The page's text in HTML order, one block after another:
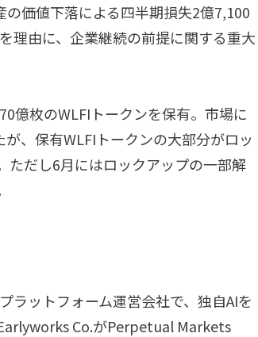
価値下落による四半期損失2億7,100
理由に、企業継続の前提に関する重大
億枚のWLFIトークンを保有。市場に
、保有WLFIトークンの大部分がロッ
ただし6月にはロックアップの一部解
ットフォーム運営会社で、独自AIを
Co.がPerpetual Markets